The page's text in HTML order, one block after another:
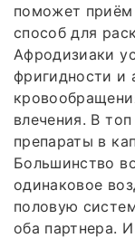
поможет приём
способ для
Афродизиаки
фригидности и
влечения. В
препараты в
Большинство
одинаковое
половую
оба партнера.